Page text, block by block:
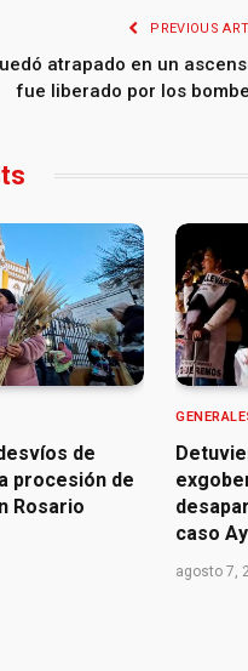
PREVIOUS
atrapado en un
fue liberado por los
de
procesión de
Rosario
caso
agosto 7,